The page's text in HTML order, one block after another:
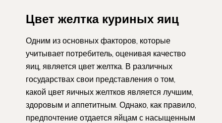
Цвет желтка куриных яиц
Одним из основных факторов, которые
учитывает потребитель, оценивая качество
яиц, является цвет желтка. В различных
государствах свои представления о том,
какой цвет яичных желтков является лучшим,
здоровым и аппетитным. Однако, как правило,
предпочтение отдается яйцам с насыщенным